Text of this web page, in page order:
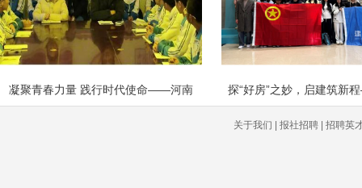
凝聚青春力量 践行时代使命‍——河南 探“好房”之妙，启建筑新
关于我们 | 报社招聘 | 招聘英